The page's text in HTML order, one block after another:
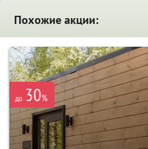
Похожие акции:
до 30%